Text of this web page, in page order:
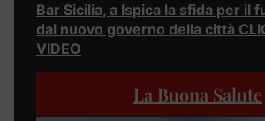
Bar Sicilia, a Ispica la sfida per il
dal nuovo governo della città
VIDEO
La Buona Salute